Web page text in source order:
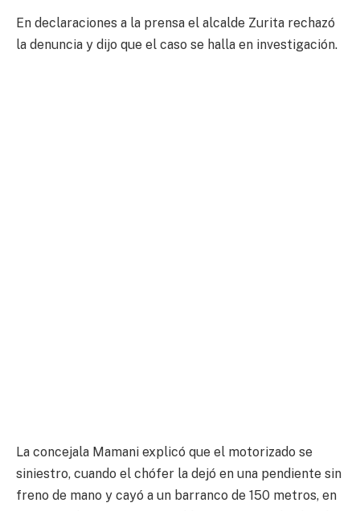
En declaraciones a la prensa el alcalde Zurita rechazó
la denuncia y dijo que el caso se halla en investigación.
La concejala Mamani explicó que el motorizado se
siniestro, cuando el chófer la dejó en una pendiente sin
freno de mano y cayó a un barranco de 150 metros, en